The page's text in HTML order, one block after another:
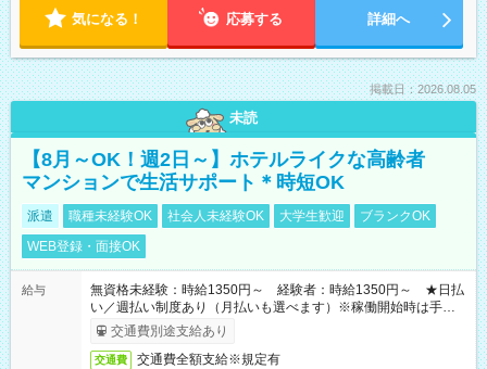
気になる！ 応募する 詳細へ
掲載日：2026.08.05
未読
【8月～OK！週2日～】ホテルライクな高齢者
マンションで生活サポート＊時短OK
派遣 職種未経験OK 社会人未経験OK 大学生歓迎
ブランクOK
WEB登録・面接OK
給与
無資格未経験：時給1350円～ 経験者：時給1350円～ ★日払
い／週払い制度あり（月払いも選べます）※稼働開始時は手続き
完了次第のお支払いとなります。
交通費別途支給あり
交通費 交通費全額支給※規定有